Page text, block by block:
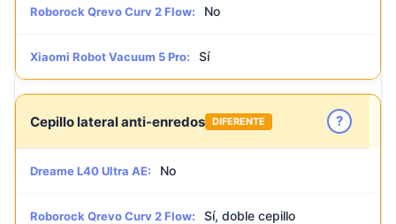
Roborock Qrevo Curv 2 Flow: No
Xiaomi Robot Vacuum 5 Pro: Sí
Cepillo lateral anti-enredos DIFERENTE ?
Dreame L40 Ultra AE: No
Roborock Qrevo Curv 2 Flow: Sí, doble cepillo